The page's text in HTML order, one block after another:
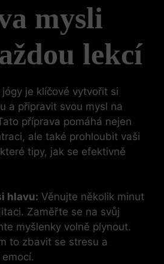
mysli
lekcí
je klíčové vytvořit si
a připravit svou mysl na
příprava pomáhá nejen
ale také prohloubit vaši
tipy, jak se efektivně
hlavu: Věnujte několik minut
Zaměřte se na svůj
myšlenky volně plynout.
to zbavit se stresu a